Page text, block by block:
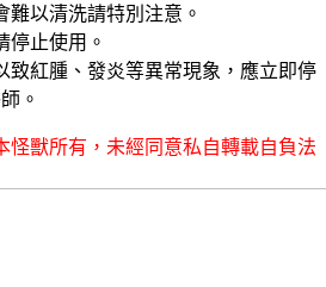
難以清洗請特別注意。
停止使用。
致紅腫、發炎等異常現象，應立即停
。
獸所有，未經同意私自轉載自負法